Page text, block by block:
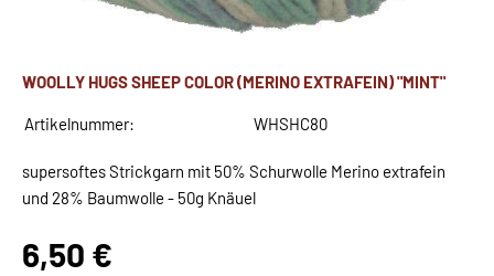
WOOLLY HUGS SHEEP COLOR (MERINO EXTRAFEIN) "MINT"
Artikelnummer: WHSHC80
supersoftes Strickgarn mit 50% Schurwolle Merino extrafein
und 28% Baumwolle - 50g Knäuel
6,50 €